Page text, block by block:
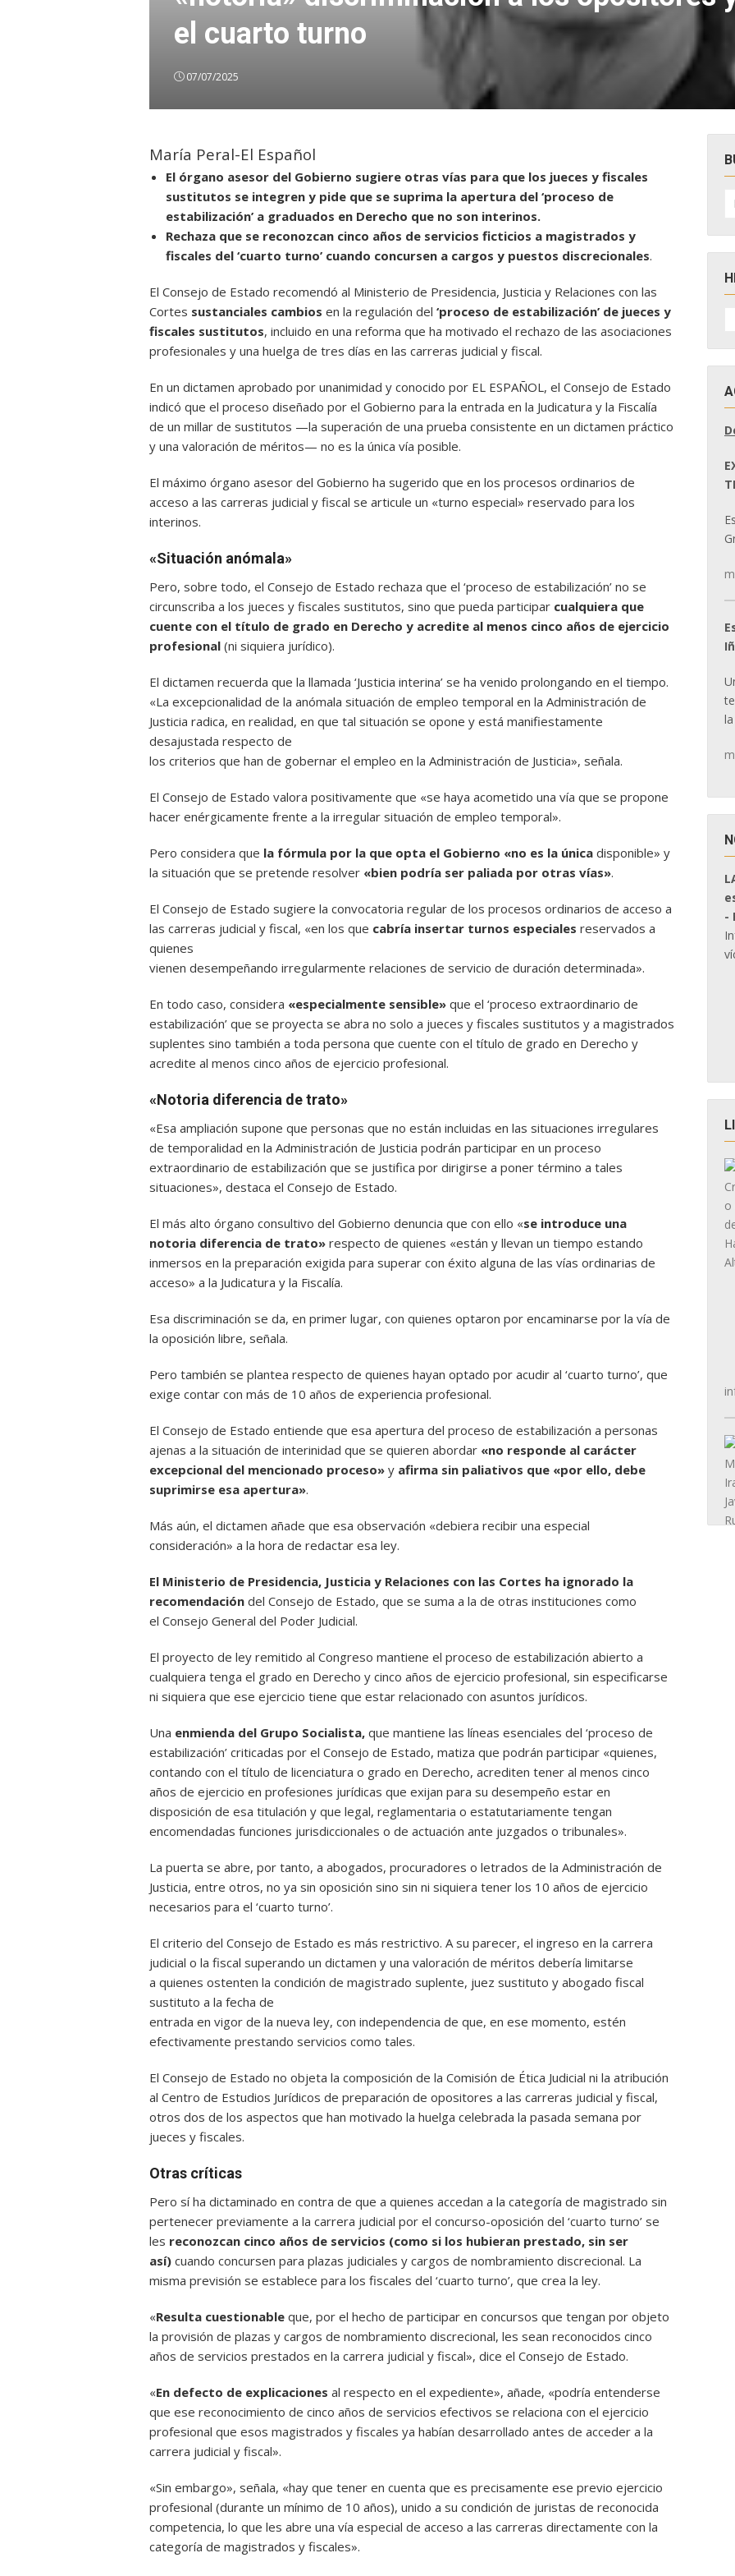
el cuarto turno
07/07/2025
María Peral-El Español
El órgano asesor del Gobierno sugiere otras vías para que los jueces y fiscales
sustitutos se integren y pide que se suprima la apertura del ‘proceso de
estabilización’ a graduados en Derecho que no son interinos.
Rechaza que se reconozcan cinco años de servicios ficticios a magistrados y
fiscales del ‘cuarto turno’ cuando concursen a cargos y puestos discrecionales.
El Consejo de Estado recomendó al Ministerio de Presidencia, Justicia y Relaciones con las
Cortes sustanciales cambios en la regulación del ‘proceso de estabilización’ de jueces y
fiscales sustitutos, incluido en una reforma que ha motivado el rechazo de las asociaciones
profesionales y una huelga de tres días en las carreras judicial y fiscal.
En un dictamen aprobado por unanimidad y conocido por EL ESPAÑOL, el Consejo de Estado
indicó que el proceso diseñado por el Gobierno para la entrada en la Judicatura y la Fiscalía
de un millar de sustitutos —la superación de una prueba consistente en un dictamen práctico
y una valoración de méritos— no es la única vía posible.
El máximo órgano asesor del Gobierno ha sugerido que en los procesos ordinarios de
acceso a las carreras judicial y fiscal se articule un «turno especial» reservado para los
interinos.
«Situación anómala»
Pero, sobre todo, el Consejo de Estado rechaza que el ‘proceso de estabilización’ no se
circunscriba a los jueces y fiscales sustitutos, sino que pueda participar cualquiera que
cuente con el título de grado en Derecho y acredite al menos cinco años de ejercicio
profesional (ni siquiera jurídico).
El dictamen recuerda que la llamada ‘Justicia interina’ se ha venido prolongando en el tiempo.
«La excepcionalidad de la anómala situación de empleo temporal en la Administración de
Justicia radica, en realidad, en que tal situación se opone y está manifiestamente
desajustada respecto de
los criterios que han de gobernar el empleo en la Administración de Justicia», señala.
El Consejo de Estado valora positivamente que «se haya acometido una vía que se propone
hacer enérgicamente frente a la irregular situación de empleo temporal».
Pero considera que la fórmula por la que opta el Gobierno «no es la única disponible» y
la situación que se pretende resolver «bien podría ser paliada por otras vías».
El Consejo de Estado sugiere la convocatoria regular de los procesos ordinarios de acceso a
las carreras judicial y fiscal, «en los que cabría insertar turnos especiales reservados a
quienes
vienen desempeñando irregularmente relaciones de servicio de duración determinada».
En todo caso, considera «especialmente sensible» que el ‘proceso extraordinario de
estabilización’ que se proyecta se abra no solo a jueces y fiscales sustitutos y a magistrados
suplentes sino también a toda persona que cuente con el título de grado en Derecho y
acredite al menos cinco años de ejercicio profesional.
«Notoria diferencia de trato»
«Esa ampliación supone que personas que no están incluidas en las situaciones irregulares
de temporalidad en la Administración de Justicia podrán participar en un proceso
extraordinario de estabilización que se justifica por dirigirse a poner término a tales
situaciones», destaca el Consejo de Estado.
El más alto órgano consultivo del Gobierno denuncia que con ello «se introduce una
notoria diferencia de trato» respecto de quienes «están y llevan un tiempo estando
inmersos en la preparación exigida para superar con éxito alguna de las vías ordinarias de
acceso» a la Judicatura y la Fiscalía.
Esa discriminación se da, en primer lugar, con quienes optaron por encaminarse por la vía de
la oposición libre, señala.
Pero también se plantea respecto de quienes hayan optado por acudir al ‘cuarto turno’, que
exige contar con más de 10 años de experiencia profesional.
El Consejo de Estado entiende que esa apertura del proceso de estabilización a personas
ajenas a la situación de interinidad que se quieren abordar «no responde al carácter
excepcional del mencionado proceso» y afirma sin paliativos que «por ello, debe
suprimirse esa apertura».
Más aún, el dictamen añade que esa observación «debiera recibir una especial
consideración» a la hora de redactar esa ley.
El Ministerio de Presidencia, Justicia y Relaciones con las Cortes ha ignorado la
recomendación del Consejo de Estado, que se suma a la de otras instituciones como
el Consejo General del Poder Judicial.
El proyecto de ley remitido al Congreso mantiene el proceso de estabilización abierto a
cualquiera tenga el grado en Derecho y cinco años de ejercicio profesional, sin especificarse
ni siquiera que ese ejercicio tiene que estar relacionado con asuntos jurídicos.
Una enmienda del Grupo Socialista, que mantiene las líneas esenciales del ‘proceso de
estabilización’ criticadas por el Consejo de Estado, matiza que podrán participar «quienes,
contando con el título de licenciatura o grado en Derecho, acrediten tener al menos cinco
años de ejercicio en profesiones jurídicas que exijan para su desempeño estar en
disposición de esa titulación y que legal, reglamentaria o estatutariamente tengan
encomendadas funciones jurisdiccionales o de actuación ante juzgados o tribunales».
La puerta se abre, por tanto, a abogados, procuradores o letrados de la Administración de
Justicia, entre otros, no ya sin oposición sino sin ni siquiera tener los 10 años de ejercicio
necesarios para el ‘cuarto turno’.
El criterio del Consejo de Estado es más restrictivo. A su parecer, el ingreso en la carrera
judicial o la fiscal superando un dictamen y una valoración de méritos debería limitarse
a quienes ostenten la condición de magistrado suplente, juez sustituto y abogado fiscal
sustituto a la fecha de
entrada en vigor de la nueva ley, con independencia de que, en ese momento, estén
efectivamente prestando servicios como tales.
El Consejo de Estado no objeta la composición de la Comisión de Ética Judicial ni la atribución
al Centro de Estudios Jurídicos de preparación de opositores a las carreras judicial y fiscal,
otros dos de los aspectos que han motivado la huelga celebrada la pasada semana por
jueces y fiscales.
Otras críticas
Pero sí ha dictaminado en contra de que a quienes accedan a la categoría de magistrado sin
pertenecer previamente a la carrera judicial por el concurso-oposición del ‘cuarto turno’ se
les reconozcan cinco años de servicios (como si los hubieran prestado, sin ser
así) cuando concursen para plazas judiciales y cargos de nombramiento discrecional. La
misma previsión se establece para los fiscales del ‘cuarto turno’, que crea la ley.
«Resulta cuestionable que, por el hecho de participar en concursos que tengan por objeto
la provisión de plazas y cargos de nombramiento discrecional, les sean reconocidos cinco
años de servicios prestados en la carrera judicial y fiscal», dice el Consejo de Estado.
«En defecto de explicaciones al respecto en el expediente», añade, «podría entenderse
que ese reconocimiento de cinco años de servicios efectivos se relaciona con el ejercicio
profesional que esos magistrados y fiscales ya habían desarrollado antes de acceder a la
carrera judicial y fiscal».
«Sin embargo», señala, «hay que tener en cuenta que es precisamente ese previo ejercicio
profesional (durante un mínimo de 10 años), unido a su condición de juristas de reconocida
competencia, lo que les abre una vía especial de acceso a las carreras directamente con la
categoría de magistrados y fiscales».
-